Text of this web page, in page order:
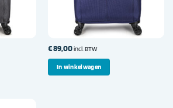
€89,00incl. BTW
In winkelwagen